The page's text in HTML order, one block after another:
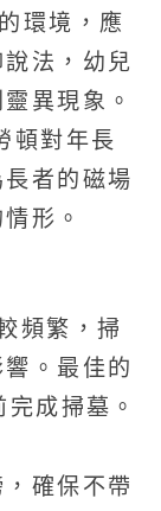
環境，應
法，幼兒
異現象。
頓對年長
者的磁場
形。
頻繁，掃
。最佳的
成掃墓。
確保不帶